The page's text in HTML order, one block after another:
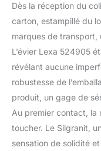
Dès la réception du
carton, estampillé du
marques de transport,
L’évier Lexa 524905
révélant aucune
robustesse de
produit, un gage de
Au premier contact, la
toucher. Le Silgranit,
sensation de solidité